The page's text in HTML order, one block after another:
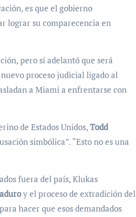
es que el gobierno
lograr su comparecencia en
pero sí adelantó que será
proceso judicial ligado al
a Miami a enfrentarse con
de Estados Unidos,Todd
simbólica”. “Esto no es una
fuera del país, Klukas
y el proceso de extradición del
hacer que esos demandados